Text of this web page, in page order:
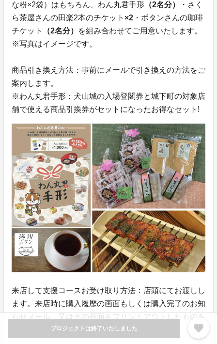
プロジェクトは終了いたしました favorite
な粉×2袋）はもちろん、わん丸君手形 （2名分）
・さく
ら茶屋さんの田楽2本のチケット ×2 ・ボタンさんの珈琲
チケット
（2名分）
を組み合わせてご用意いたします。
※写真はイメージです。
商品引き換え方法：事前にメールで引き換えの方法をご
案内します。
※わん丸君手形：犬山城の入場登閣券と城下町の対象店
舗で使える商品引換券がセットになったお得なセット!
来店して支援コースお受け取り方法：店頭にてお渡しし
ます。来店時に購入履歴の画面もしくは購入完了のお知
らせメール、又はその画面をプリントアウトしたものを
ご持参下さい。